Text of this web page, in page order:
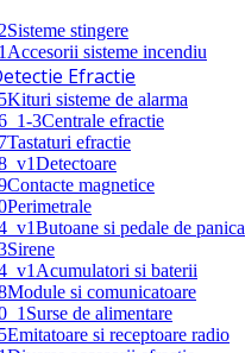
Sisteme stingere
Accesorii sisteme incendiu
Efractie
Kituri sisteme de alarma
Centrale efractie
Tastaturi efractie
Detectoare
Contacte magnetice
Perimetrale
Butoane si pedale de panica
Sirene
Acumulatori si baterii
Module si comunicatoare
Surse de alimentare
Emitatoare si receptoare radio